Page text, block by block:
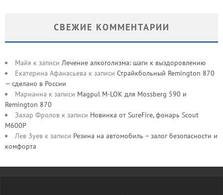
СВЕЖИЕ КОММЕНТАРИИ
Майя к записи Лечение алкоголизма: шаги к выздоровлению
Екатерина Афанасьева к записи Страйкбольный Remington 870
— сделано в России
Марианна к записи Magpul M-LOK для Mossberg 590 и
Remington 870
Захар Фролов к записи Новинка от SureFire, фонарь Scout
M600P
Лев Зуев к записи Резина на автомобиль – залог безопасности и
комфорта